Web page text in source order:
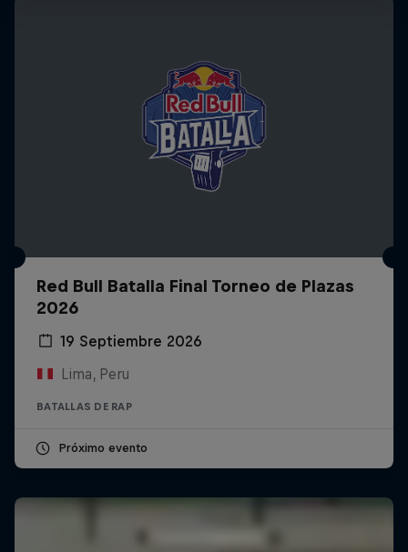
Red Bull Batalla Final Torneo de Plazas
2026
19 Septiembre 2026
Lima, Peru
BATALLAS DE RAP
Próximo evento